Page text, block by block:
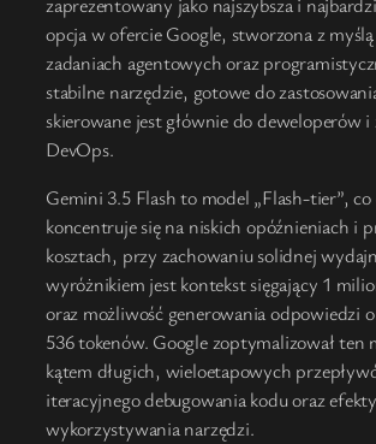
opcja w ofercie Google, stworzona z
zadaniach agentowych oraz
stabilne narzędzie, gotowe do
skierowane jest głównie do deweloperów i
DevOps.
Gemini 3.5 Flash to model „Flash-tier”, co
koncentruje się na niskich opóźnieniach i
kosztach, przy zachowaniu solidnej
wyróżnikiem jest kontekst sięgający 1
oraz możliwość generowania odpowiedzi
536 tokenów. Google zoptymalizował ten
kątem długich, wieloetapowych
iteracyjnego debugowania kodu oraz
wykorzystywania narzędzi.